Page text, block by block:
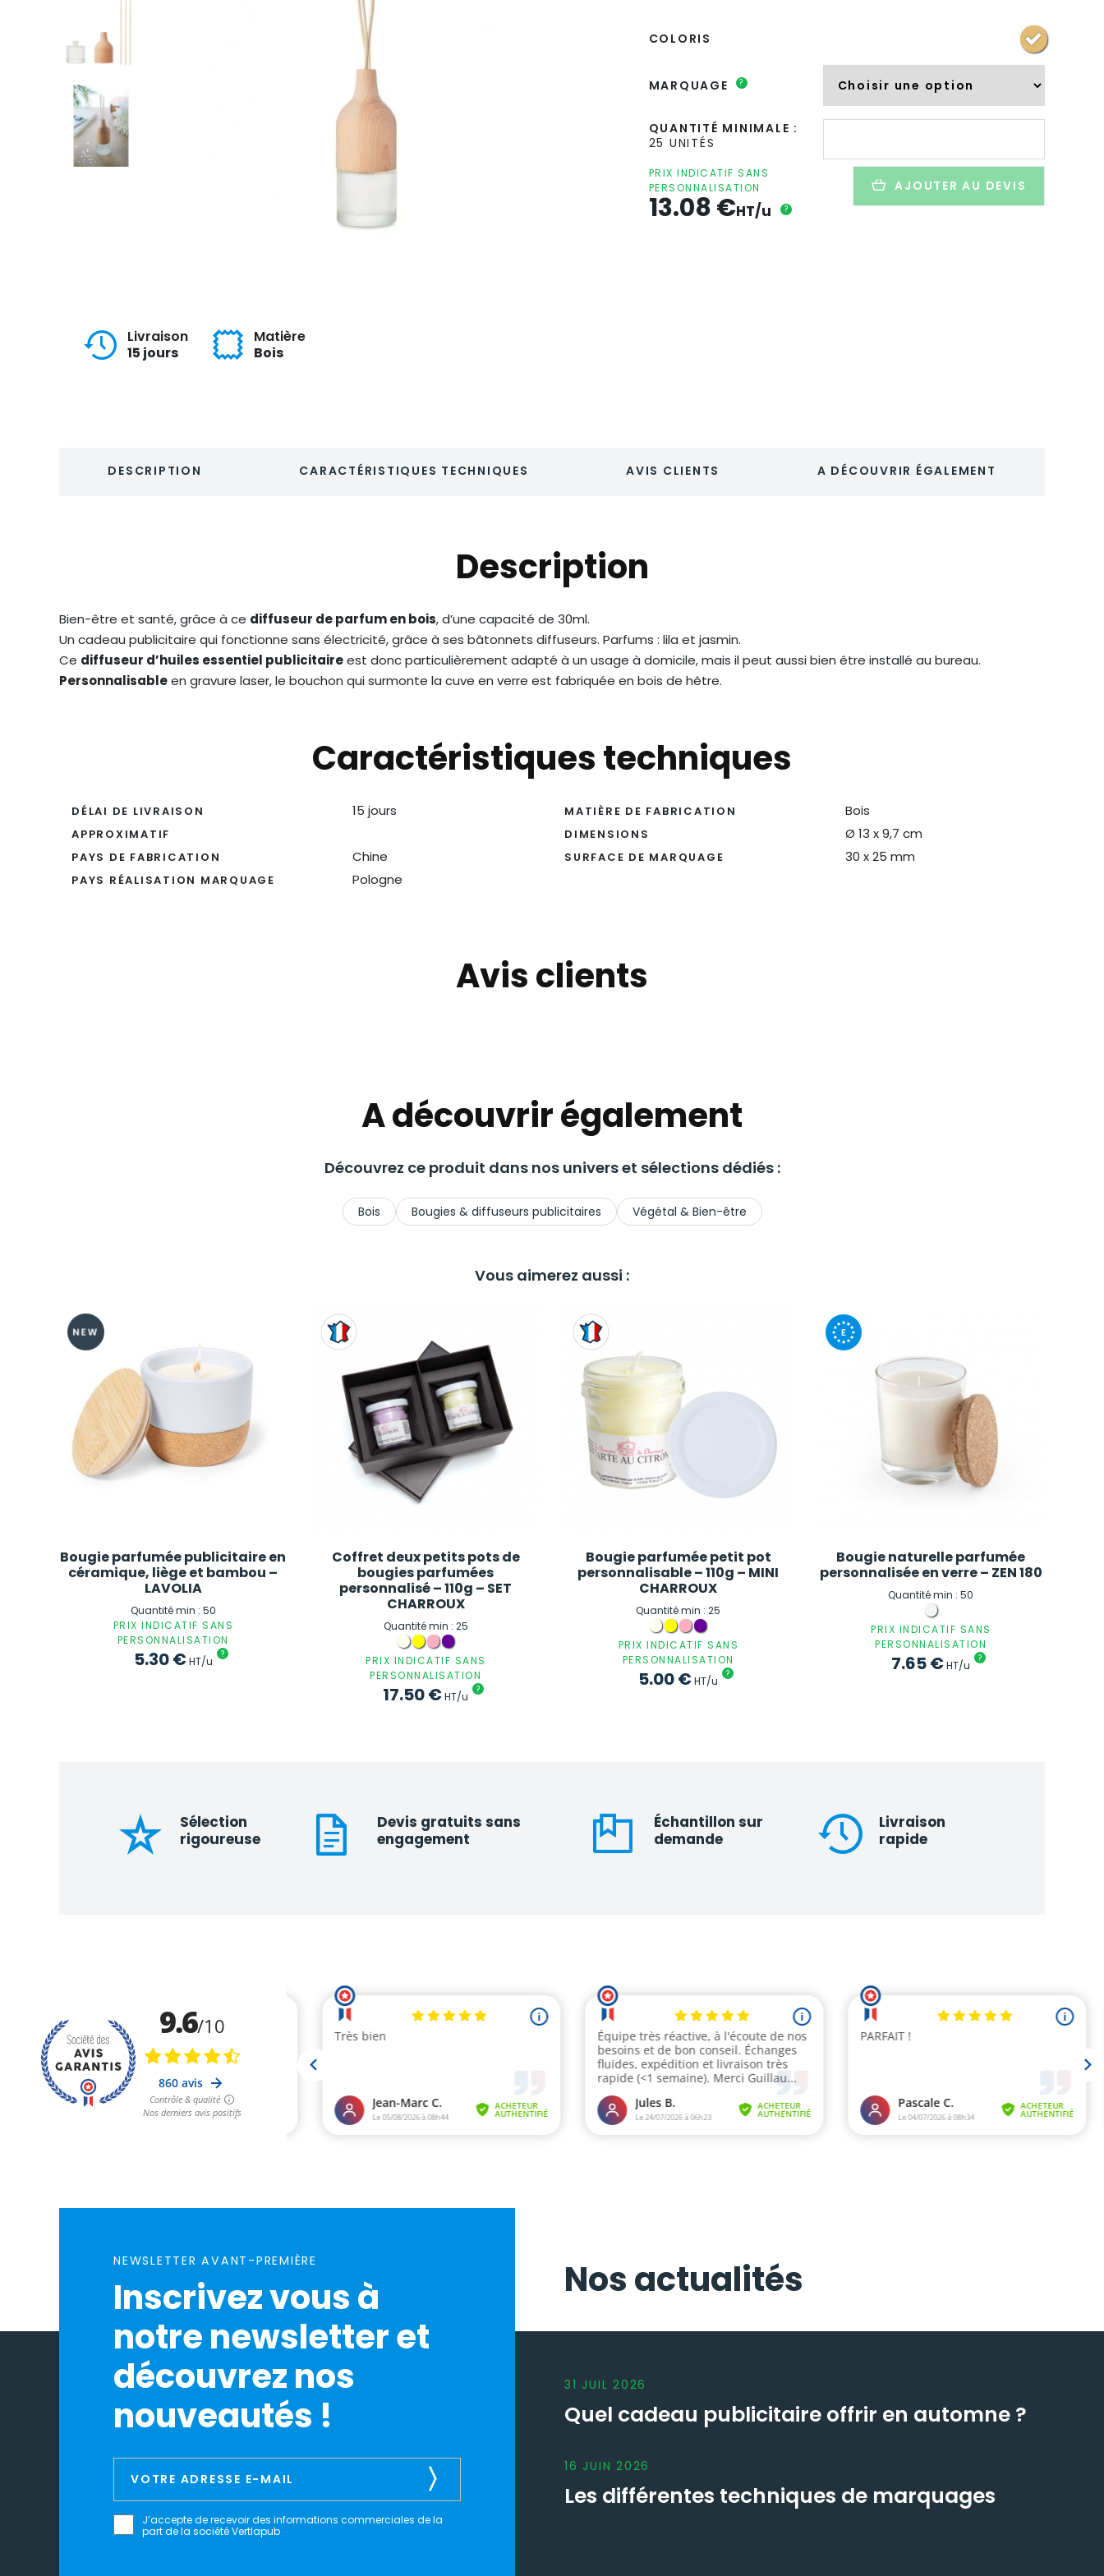
Livraison
15 jours
Matière
Bois
COLORIS
MARQUAGE ?
QUANTITÉ MINIMALE :
25 UNITÉS
quantité
Diffuseur
publicitaire
PRIX INDICATIF SANS
PERSONNALISATION
13.08€HT/u ?
AJOUTER AU DEVIS
DESCRIPTION CARACTÉRISTIQUES TECHNIQUES AVIS CLIENTS A DÉCOUVRIR ÉGALEMENT
Description
Bien-être et santé, grâce à ce diffuseur de parfum en bois, d’une capacité de 30ml.
Un cadeau publicitaire qui fonctionne sans électricité, grâce à ses bâtonnets diffuseurs. Parfums : lila et jasmin.
Ce diffuseur d’huiles essentiel publicitaireest donc particulièrement adapté à un usage à domicile, mais il peut aussi bien être installé au bureau.
Personnalisableen gravure laser, le bouchon qui surmonte la cuve en verre est fabriquée en bois de hêtre.
Caractéristiques techniques
DÉLAI DE LIVRAISON
APPROXIMATIF
15 jours
PAYS DE FABRICATION Chine
PAYS RÉALISATION MARQUAGE Pologne
MATIÈRE DE FABRICATION Bois
DIMENSIONS Ø 13 x 9,7 cm
SURFACE DE MARQUAGE 30 x 25 mm
Avis clients
A découvrir également
Découvrez ce produit dans nos univers et sélections dédiés :
Bois Bougies & diffuseurs publicitaires Végétal & Bien-être
Vous aimerez aussi :
Bougie parfumée publicitaire en
céramique, liège et bambou –
LAVOLIA
Quantité min : 50
PRIX INDICATIF SANS
PERSONNALISATION
5.30€HT/u
?
Coffret deux petits pots de
bougies parfumées
personnalisé – 110g – SET
CHARROUX
Quantité min : 25
PRIX INDICATIF SANS
PERSONNALISATION
17.50€HT/u
?
Bougie parfumée petit pot
personnalisable – 110g – MINI
CHARROUX
Quantité min : 25
PRIX INDICATIF SANS
PERSONNALISATION
5.00€HT/u
?
Bougie naturelle parfumée
personnalisée en verre – ZEN 180
Quantité min : 50
PRIX INDICATIF SANS
PERSONNALISATION
7.65€HT/u
?
Sélection
rigoureuse
Devis gratuits sans
engagement
Échantillon sur
demande
Livraison
rapide
NEWSLETTER AVANT-PREMIÈRE
Inscrivez vous à
notre newsletter et
découvrez nos
nouveautés !
J’accepte de recevoir des informations commerciales de la
part de la société Vertlapub
Nos actualités
31 JUIL 2026
Quel cadeau publicitaire offrir en automne ?
16 JUIN 2026
Les différentes techniques de marquages